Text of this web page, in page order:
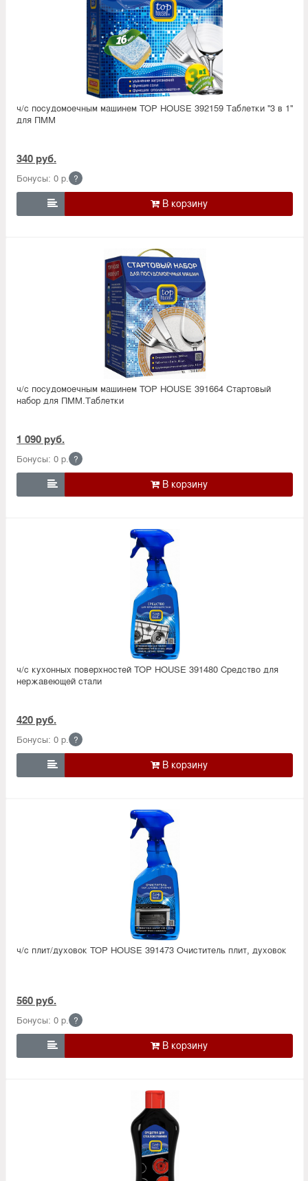
ч/с посудомоечным машинем TOP HOUSE 392159 Таблетки ''3 в 1''
для ПММ
340 руб.
Бонусы: 0 р. ?

ч/с посудомоечным машинем TOP HOUSE 391664 Стартовый
набор для ПММ.Таблетки
1 090 руб.
Бонусы: 0 р. ?

ч/с кухонных поверхностей TOP HOUSE 391480 Средство для
нержавеющей стали
420 руб.
Бонусы: 0 р. ?

ч/с плит/духовок TOP HOUSE 391473 Очиститель плит, духовок
560 руб.
Бонусы: 0 р. ?
